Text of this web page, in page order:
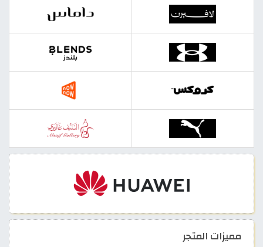
مميزات المتجر